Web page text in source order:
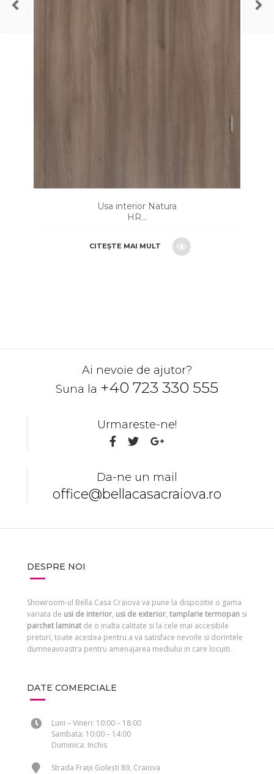
Usa interior Natura
HR...
CITEȘTE MAI MULT
Ai nevoie de ajutor?
Suna la +40 723 330 555
Urmareste-ne!
Da-ne un mail
office@bellacasacraiova.ro
DESPRE NOI
Showroom-ul Bella Casa Craiova va pune la dispozitie o gama
variata de usi de interior, usi de exterior, tamplarie termopansi
parchet laminatde o inalta calitate si la cele mai accesibile
preturi, toate acestea pentru a va satisface nevoile si dorintele
dumneavoastra pentru amenajarea mediului in care locuiti.
DATE COMERCIALE
Luni – Vineri: 10:00 – 18:00
Sambata: 10:00 – 14:00
Duminica: Inchis
Strada Frații Golești 89, Craiova